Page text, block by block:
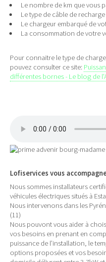
Le nombre de km que vous
Le type de câble de
Le chargeur embarqué de
La consommation de votre
Pour connaitre le type de
pouvez consulter ce site:
différentes bornes - Le blog de
Lofiservices vous
Nous sommes installateurs
véhicules électriques situés à
Nous intervenons dans les
(11)
Nous pouvont vous aider à
vos besoins en prenant en
puissance de l’installation, le
options proposées et vos